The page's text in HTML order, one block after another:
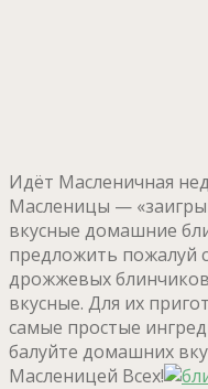
Идёт Масленичная
Масленицы —
вкусные домашние
предложить пожалуй
дрожжевых
вкусные. Для их
самые простые
балуйте домашних
Масленицей Всех!